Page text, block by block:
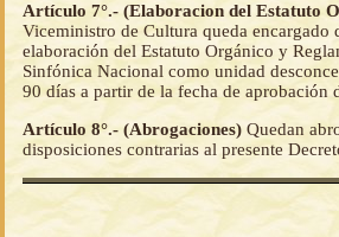
Artículo 7°.- (Elaboracion del Estatuto
Viceministro de Cultura queda encargado
elaboración del Estatuto Orgánico y
Sinfónica Nacional como unidad
90 días a partir de la fecha de aprobación
Artículo 8°.- (Abrogaciones) Quedan
disposiciones contrarias al presente